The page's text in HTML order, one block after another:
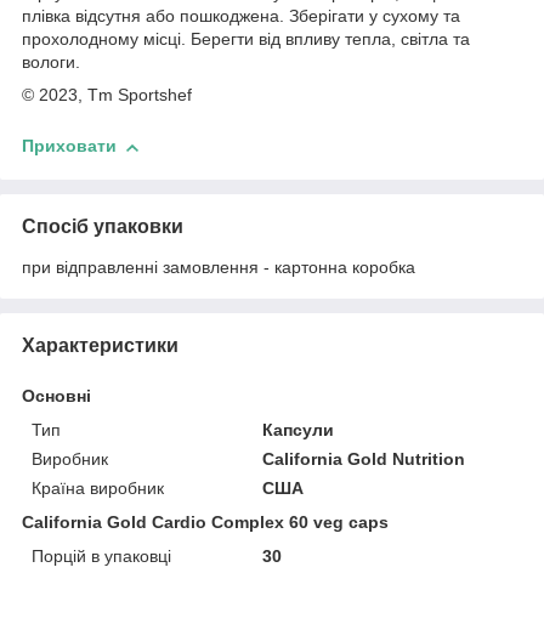
плівка відсутня або пошкоджена. Зберігати у сухому та
прохолодному місці. Берегти від впливу тепла, світла та
вологи.
© 2023, Tm Sportshef
Приховати
Спосіб упаковки
при відправленні замовлення - картонна коробка
Характеристики
Основні
Тип
Капсули
Виробник
California Gold Nutrition
Країна виробник
США
California Gold Cardio Complex 60 veg caps
Порцій в упаковці
30